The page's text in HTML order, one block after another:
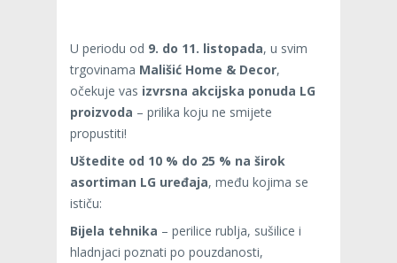
U periodu od 9. do 11. listopada, u svim
trgovinama Mališić Home & Decor,
očekuje vas izvrsna akcijska ponuda LG
proizvoda – prilika koju ne smijete
propustiti!
Uštedite od 10 % do 25 % na širok
asortiman LG uređaja, među kojima se
ističu:
Bijela tehnika – perilice rublja, sušilice i
hladnjaci poznati po pouzdanosti,